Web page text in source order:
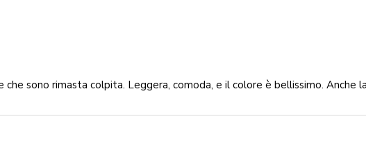
sono rimasta colpita. Leggera, comoda, e il colore è bellissimo. Anche